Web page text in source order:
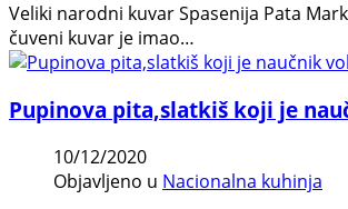
Veliki narodni kuvar Spasenija Pata
čuveni kuvar je imao…
Pupinova pita,slatkiš koji je
10/12/2020
Objavljeno u Nacionalna kuhinja